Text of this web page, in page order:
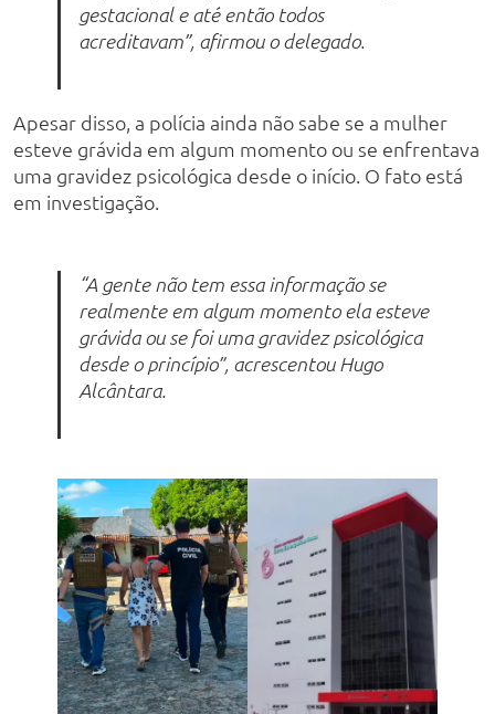
gestacional e até então todos
acreditavam”, afirmou o delegado.
Apesar disso, a polícia ainda não sabe se a mulher
esteve grávida em algum momento ou se enfrentava
uma gravidez psicológica desde o início. O fato está
em investigação.
“A gente não tem essa informação se
realmente em algum momento ela esteve
grávida ou se foi uma gravidez psicológica
desde o princípio”, acrescentou Hugo
Alcântara.